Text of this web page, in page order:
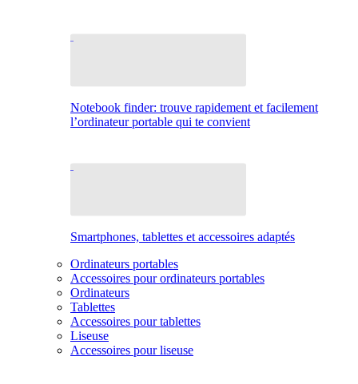
Notebook finder: trouve rapidement et facilement
l’ordinateur portable qui te convient
Smartphones, tablettes et accessoires adaptés
Ordinateurs portables
Accessoires pour ordinateurs portables
Ordinateurs
Tablettes
Accessoires pour tablettes
Liseuse
Accessoires pour liseuse